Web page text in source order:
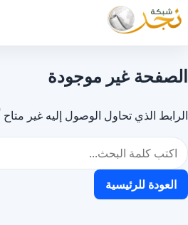
الصفحة غير موجودة
الرابط الذي تحاول الوصول إليه غير متاح
البحث
في
الموقع
العودة للرئيسية